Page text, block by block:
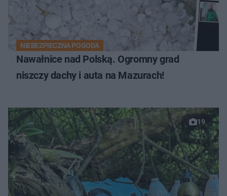
NIEBEZPIECZNA POGODA
Nawałnice nad Polską. Ogromny grad
niszczy dachy i auta na Mazurach!
19